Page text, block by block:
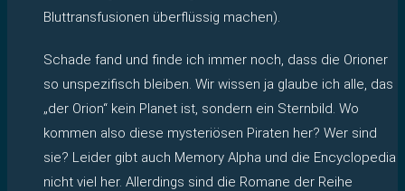
Bluttransfusionen überflüssig machen).
Schade fand und finde ich immer noch, dass die Orioner
so unspezifisch bleiben. Wir wissen ja glaube ich alle, das
„der Orion“ kein Planet ist, sondern ein Sternbild. Wo
kommen also diese mysteriösen Piraten her? Wer sind
sie? Leider gibt auch Memory Alpha und die Encyclopedia
nicht viel her. Allerdings sind die Romane der Reihe